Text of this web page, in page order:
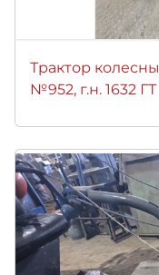
Трактор
№952, г.н. 1632 ГТ